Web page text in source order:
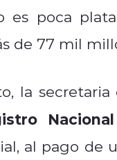
es poca
de 77 mil
la
al pago de